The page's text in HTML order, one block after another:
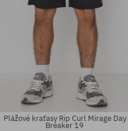
Plážové kraťasy Rip Curl Mirage Day
Breaker 19